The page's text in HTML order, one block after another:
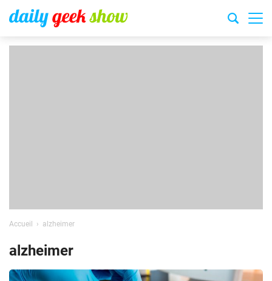
Accueil alzheimer
alzheimer